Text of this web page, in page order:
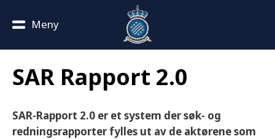
Meny
SAR Rapport 2.0
SAR-Rapport 2.0 er et system der søk- og
redningsrapporter fylles ut av de aktørene som